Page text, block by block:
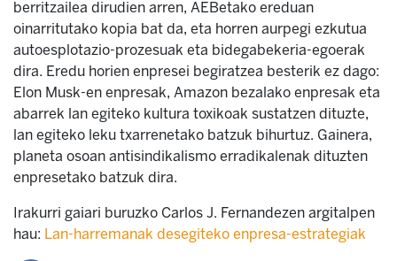
berritzailea dirudien arren, AEBetako ereduan
oinarritutako kopia bat da, eta horren aurpegi ezkutua
autoesplotazio-prozesuak eta bidegabekeria-egoerak
dira. Eredu horien enpresei begiratzea besterik ez dago:
Elon Musk-en enpresak, Amazon bezalako enpresak eta
abarrek lan egiteko kultura toxikoak sustatzen dituzte,
lan egiteko leku txarrenetako batzuk bihurtuz. Gainera,
planeta osoan antisindikalismo erradikalenak dituzten
enpresetako batzuk dira.
Irakurri gaiari buruzko Carlos J. Fernandezen argitalpen
hau: Lan-harremanak desegiteko enpresa-estrategiak